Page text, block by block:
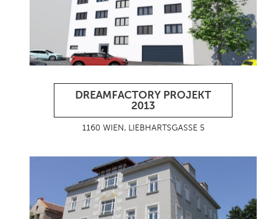
DREAMFACTORY PROJEKT
2013
1160 WIEN, LIEBHARTSGASSE 5